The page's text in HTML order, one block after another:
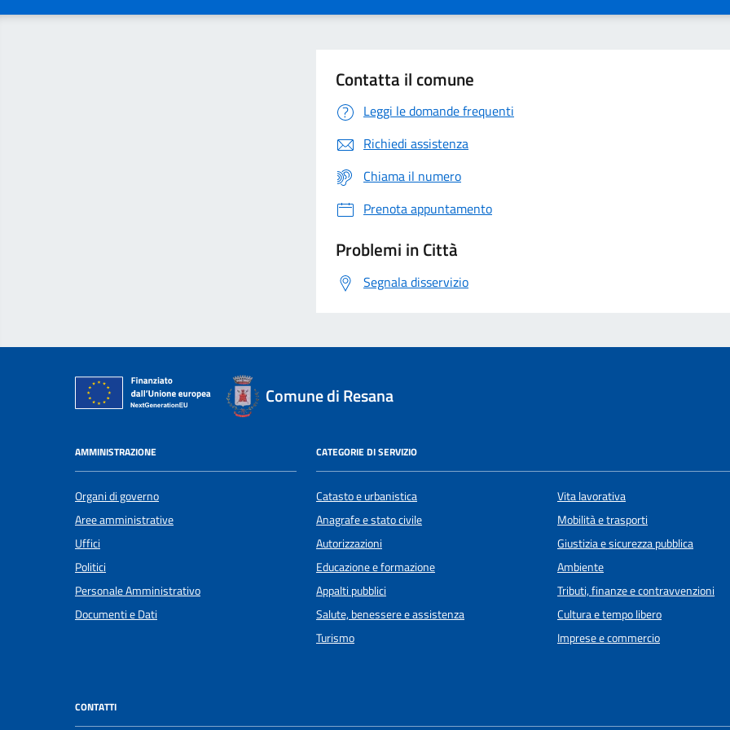
Contatta il comune
Leggi le domande frequenti
Richiedi assistenza
Chiama il numero
Prenota appuntamento
Problemi in Città
Segnala disservizio
Comune di Resana
AMMINISTRAZIONE
Organi di governo
Aree amministrative
Uffici
Politici
Personale Amministrativo
Documenti e Dati
CATEGORIE DI SERVIZIO
Catasto e urbanistica
Anagrafe e stato civile
Autorizzazioni
Educazione e formazione
Appalti pubblici
Salute, benessere e assistenza
Turismo
Vita lavorativa
Mobilità e trasporti
Giustizia e sicurezza pubblica
Ambiente
Tributi, finanze e contravvenzioni
Cultura e tempo libero
Imprese e commercio
CONTATTI